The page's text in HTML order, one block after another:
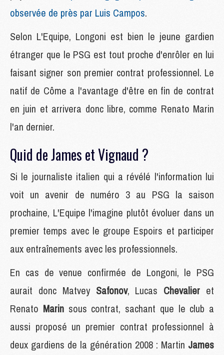
observée de près par Luis Campos.
Selon L'Equipe, Longoni est bien le jeune gardien
étranger que le PSG est tout proche d'enrôler en lui
faisant signer son premier contrat professionnel. Le
natif de Côme a l'avantage d'être en fin de contrat
en juin et arrivera donc libre, comme Renato Marin
l'an dernier.
Quid de James et Vignaud ?
Si le journaliste italien qui a révélé l'information lui
voit un avenir de numéro 3 au PSG la saison
prochaine, L'Equipe l'imagine plutôt évoluer dans un
premier temps avec le groupe Espoirs et participer
aux entraînements avec les professionnels.
En cas de venue confirmée de Longoni, le PSG
aurait donc Matvey Safonov, Lucas Chevalier et
Renato Marin sous contrat, sachant que le club a
aussi proposé un premier contrat professionnel à
deux gardiens de la génération 2008 : Martin James